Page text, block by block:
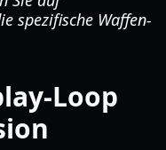
spezifische Waffen-
Loop